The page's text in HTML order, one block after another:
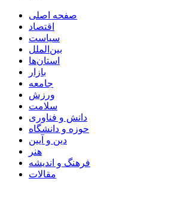
صفحه اصلی
اقتصاد
سیاست
بین‌الملل
استان‌ها
بازار
جامعه
ورزش
سلامت
دانش و فناوری
حوزه و دانشگاه
دین و آیین
هنر
فرهنگ و اندیشه
مقالات